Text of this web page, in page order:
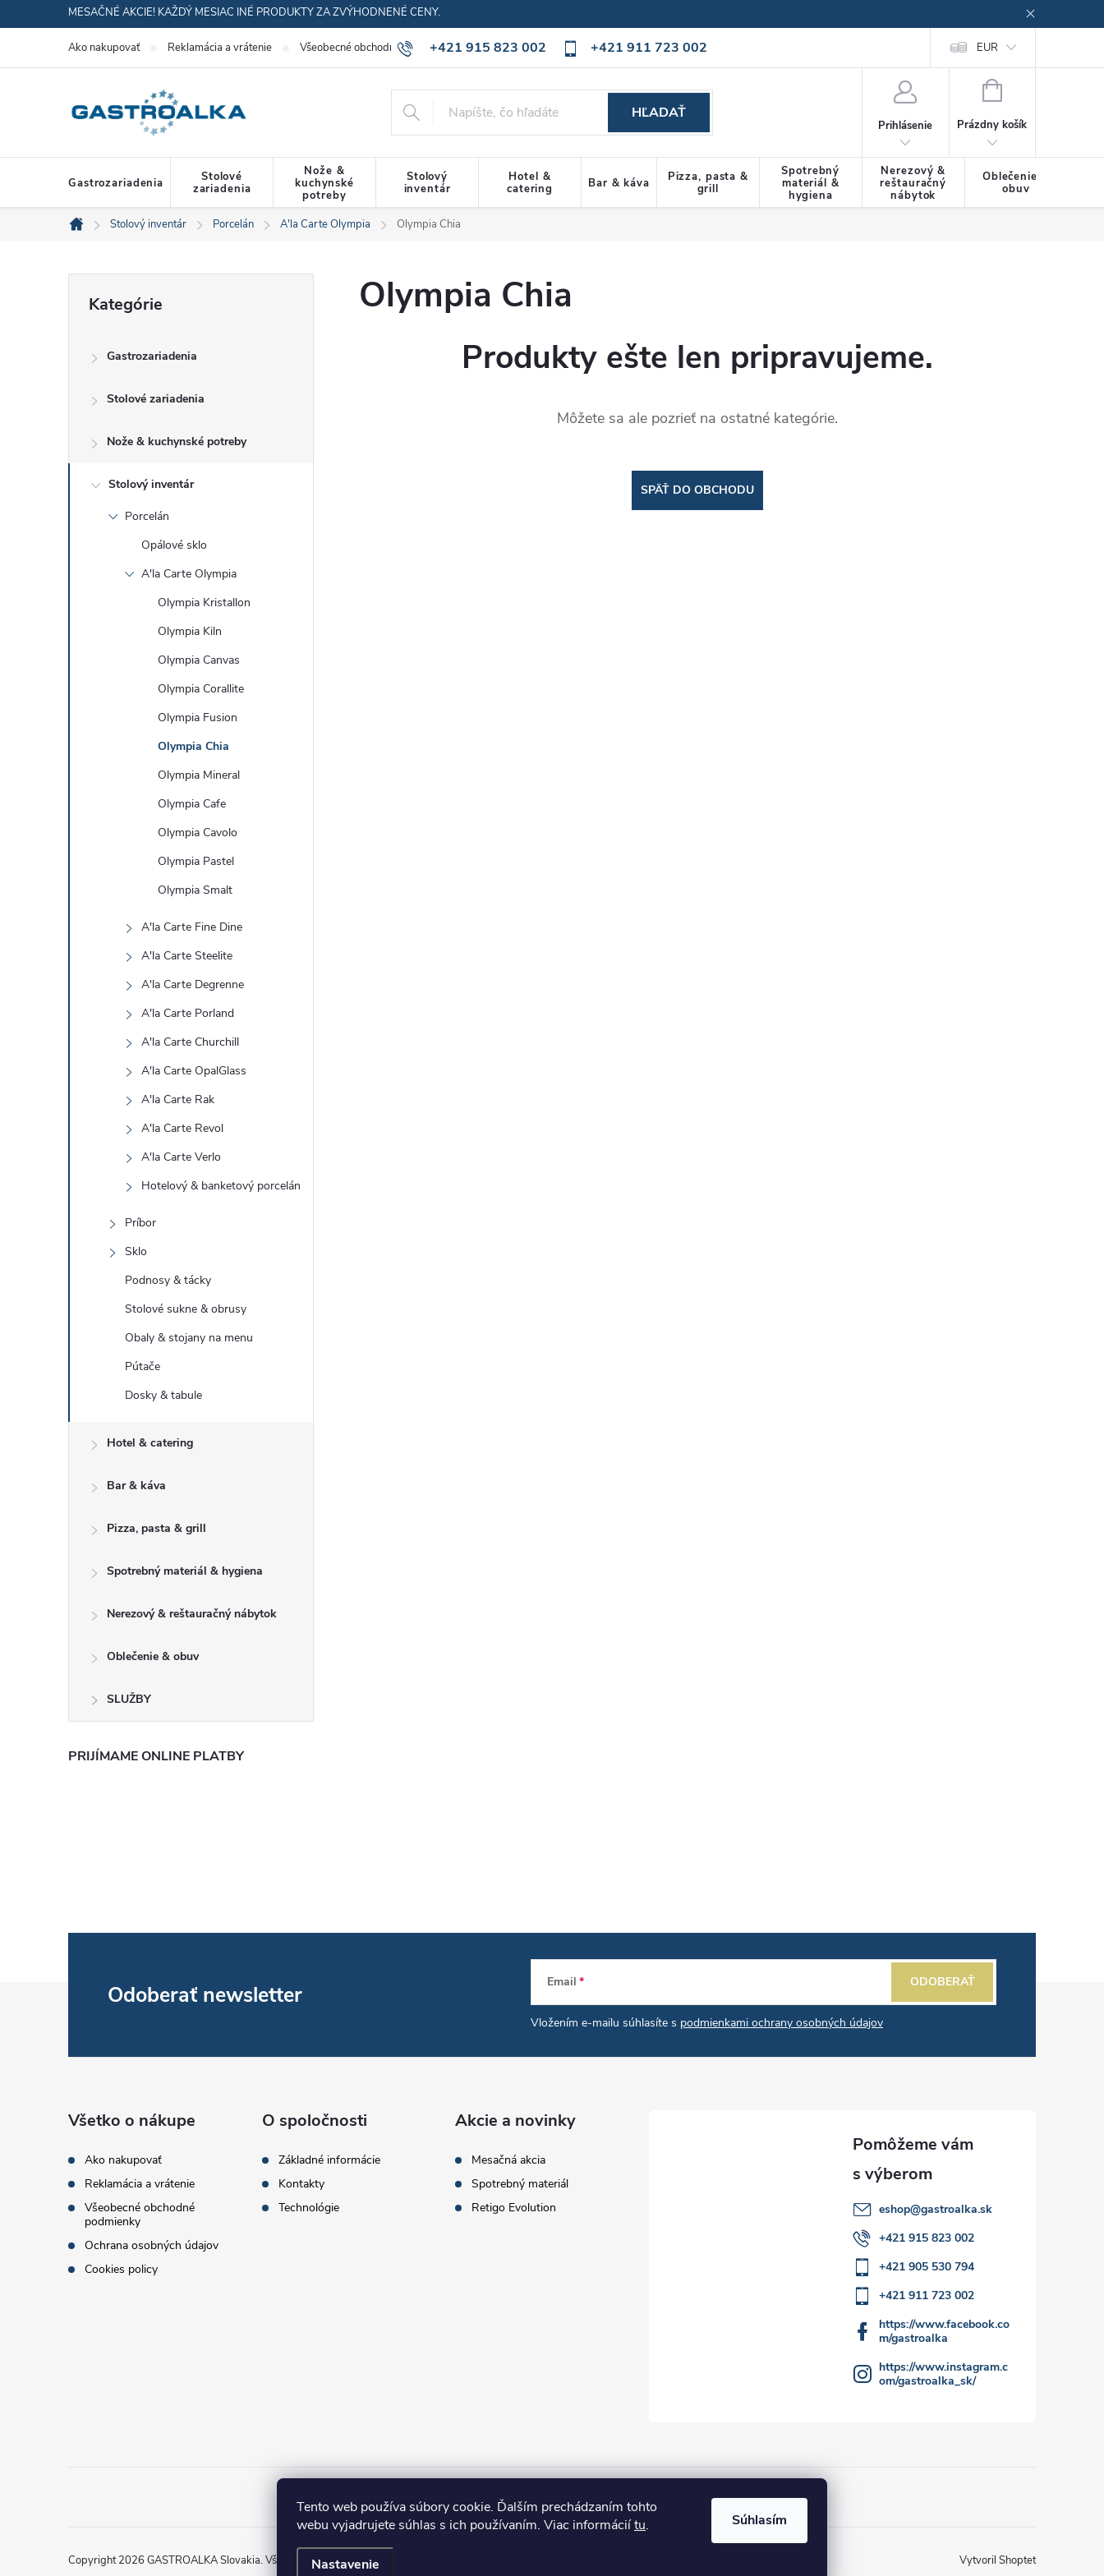
Tento web používa súbory cookie. Ďalším prechádzaním tohto
webu vyjadrujete súhlas s ich používaním. Viac informáciítu.
Nastavenie
Súhlasím
na
MESAČNÉ AKCIE! KAŽDÝ MESIAC INÉ PRODUKTY ZA ZVÝHODNENÉ CENY.
+421 915 823 002 +421 911 723 002
Ako nakupovať Reklamácia a vrátenie Všeobecné obchodné podmienky Ochrana osobných údajov Cookies policy EUR
HĽADAŤ
Prihlásenie
NÁKUPNÝ
Prázdny košík
Gastrozariadenia
Stolové
zariadenia
Nože &
kuchynské
potreby
Stolový
inventár
Hotel &
catering
Bar & káva
Pizza, pasta &
grill
Spotrebný
materiál &
hygiena
Nerezový &
reštauračný
nábytok
Oblečenie &
obuv
Domov
Stolový inventár Porcelán A'la Carte Olympia Olympia Chia
ý
kategórie
Kategórie
Gastrozariadenia
Stolové zariadenia
Nože & kuchynské potreby
Stolový inventár
Porcelán
Opálové sklo
A'la Carte Olympia
Olympia Kristallon
Olympia Kiln
Olympia Canvas
Olympia Corallite
Olympia Fusion
Olympia Chia
Olympia Mineral
Olympia Cafe
Olympia Cavolo
Olympia Pastel
Olympia Smalt
A'la Carte Fine Dine
A'la Carte Steelite
A'la Carte Degrenne
A'la Carte Porland
A'la Carte Churchill
A'la Carte OpalGlass
A'la Carte Rak
A'la Carte Revol
A'la Carte Verlo
Hotelový & banketový porcelán
Príbor
Sklo
Podnosy & tácky
Stolové sukne & obrusy
Obaly & stojany na menu
Pútače
Dosky & tabule
Hotel & catering
Bar & káva
Pizza, pasta & grill
Spotrebný materiál & hygiena
Nerezový & reštauračný nábytok
Oblečenie & obuv
SLUŽBY
PRIJÍMAME ONLINE PLATBY
Olympia Chia
Produkty ešte len pripravujeme.
Môžete sa ale pozrieť na ostatné kategórie.
SPÄŤ DO OBCHODU
Odoberať newsletter Email
Vložením e-mailu súhlasíte s podmienkami ochrany osobných údajov
ODOBERAŤ
Všetko o nákupe
Ako nakupovať
Reklamácia a vrátenie
Všeobecné obchodné
podmienky
Ochrana osobných údajov
Cookies policy
O spoločnosti
Základné informácie
Kontakty
Technológie
Akcie a novinky
Mesačná akcia
Spotrebný materiál
Retigo Evolution
eshop@gastroalka.sk
+421 915 823 002
+421 905 530 794
+421 911 723 002
https://www.facebook.co
m/gastroalka
https://www.instagram.c
om/gastroalka_sk/
Vytvoril Shoptet
Copyright 2026 GASTROALKA Slovakia. Všetky práva vyhradené.